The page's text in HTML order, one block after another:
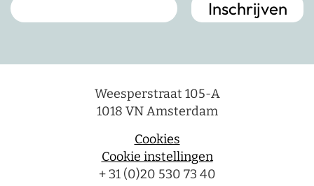
Weesperstraat 105-A
1018 VN Amsterdam
Cookies
Cookie instellingen
+ 31 (0)20 530 73 40